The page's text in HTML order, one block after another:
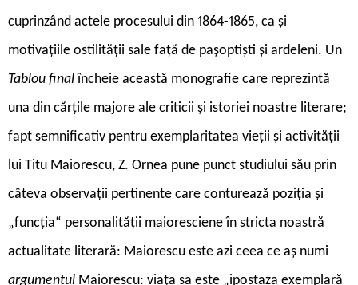
cuprinzând actele procesului din 1864-1865, ca și
motivațiile ostilității sale față de pașoptiști și ardeleni. Un
Tablou finalîncheie această monografie care reprezintă
una din cărțile majore ale criticii și istoriei noastre literare;
fapt semnificativ pentru exemplaritatea vieții și activității
lui Titu Maiorescu, Z. Ornea pune punct studiului său prin
câteva observații pertinente care conturează poziția și
„funcția“ personalității maioresciene în stricta noastră
actualitate literară: Maiorescu este azi ceea ce aș numi
argumentul Maiorescu: viața sa este „ipostaza exemplară